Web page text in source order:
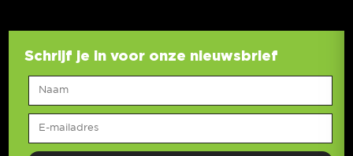
Schrijf je in voor onze nieuwsbrief